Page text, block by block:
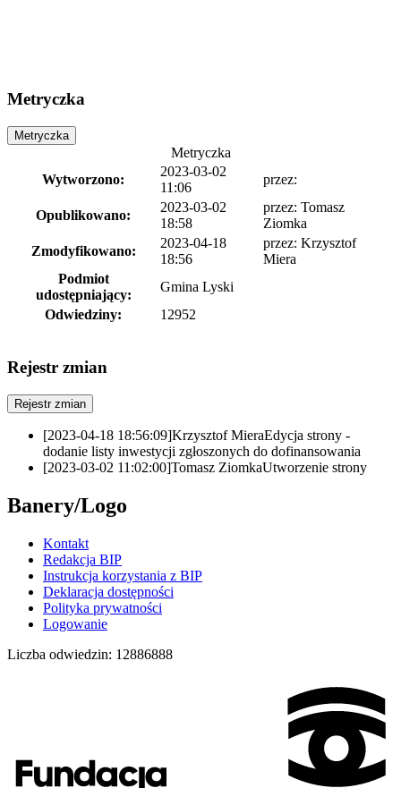
Metryczka
Metryczka
Metryczka
Wytworzono:
2023-03-02
11:06
przez:
Opublikowano:
2023-03-02
18:58
przez: Tomasz
Ziomka
Zmodyfikowano:
2023-04-18
18:56
przez: Krzysztof
Miera
Podmiot
udostępniający:
Gmina Lyski
Odwiedziny:
12952
Rejestr zmian
Rejestr zmian
[2023-04-18 18:56:09]Krzysztof MieraEdycja strony -
dodanie listy inwestycji zgłoszonych do dofinansowania
[2023-03-02 11:02:00]Tomasz ZiomkaUtworzenie strony
Banery/Logo
Kontakt
Redakcja BIP
Instrukcja korzystania z BIP
Deklaracja dostępności
Polityka prywatności
Logowanie
Liczba odwiedzin: 12886888